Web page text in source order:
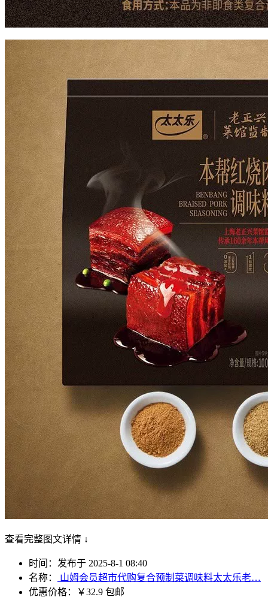
查看完整图文详情 ↓
时间：发布于 2025-8-1 08:40
名称：
山姆会员超市代购复合预制菜调味料太太乐老…
优惠价格：
￥32.9 包邮